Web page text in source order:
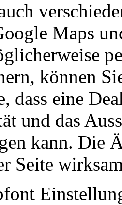
Maps
können
dass eine
und das
kann. Die
Seite